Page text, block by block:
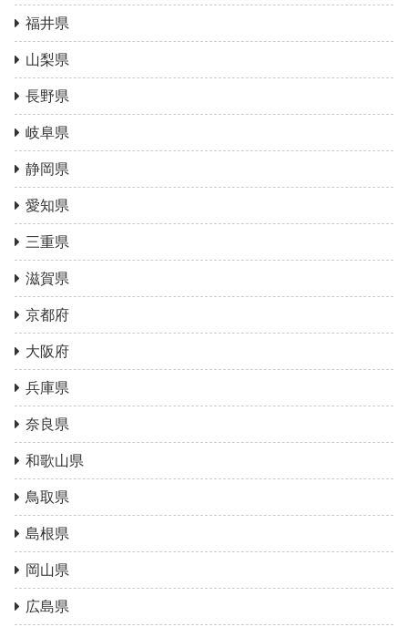
福井県
山梨県
長野県
岐阜県
静岡県
愛知県
三重県
滋賀県
京都府
大阪府
兵庫県
奈良県
和歌山県
鳥取県
島根県
岡山県
広島県